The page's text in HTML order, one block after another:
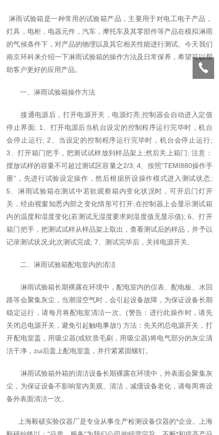
淋雨试验箱是一种常用的试验箱产品，主要用于对电工电子产品，
灯具，电柜，电器元件，汽车，摩托车及其零部件等产品在模拟淋雨
的气候条件下，对产品的物理以及其它相关性能进行测试。今天我们
南京环科来介绍一下淋雨试验箱的操作方法及日常保养，希望可以帮
助客户更好的应用产品。
一、淋雨试验箱操作方法
接通电源后，打开电源开关，电源灯亮;控制器会自动进入定值
停止界面; 1、打开电源后当机台设定的控制程序运行完毕时，机台
会停止运行; 2、当设定的控制程序运行完毕时，机台会停止运行;
3、打开箱门把手，把测试试样放到样品架上;然后关上箱门; 注意：
摆放试样的容量不可超过测试区容量之2/3; 4、按照“TEMI880操作手
册”，先进行试验设定操作，然后根据所设操作模式进入测试状态;
5、淋雨试验箱在测试中若欲观察箱内变化状况时，可开启门灯开
关，经由视窗知悉内部之变化情形可打开;在控制器上会显示测试箱
内的温度和湿度变化(若测试无湿度要求则湿度值无显示值); 6、打开
箱门把手，把测试试样从样品架上取出，查看测试后的样品，并予以
记录测试状况;此次测试完成; 7、测试完毕后，关掉电源开关。
二、淋雨试验箱配电室内的清洁
淋雨试验箱长期裸露在环境中，配电室内的仪表、配电板、水回
路等会聚集灰尘，当潮湿空气时，会引起设备故障，为保证设备长期
稳定运行，请每月将配电室清洁一次。(警告：进行此操作时，请先
关闭总电源开关，避免引起触电事故!) 方法：先关闭总电源开关，打
开配电室盖，用吸尘器(或软质毛刷，用吸尘器)将电气部分的灰尘清
洁干净，zui后盖上配电室盖，并拧紧紧固螺钉。
淋雨试验箱外箱的清洁设备长期裸露在环境中，外表面会聚集灰
尘，为保证设备不影响室内美观、清洁，减缓设备老化，请每周将设
备外表面清洁一次。
上海毅硕实验仪器厂是专业从事生产检测设备仪器的*企业。上海